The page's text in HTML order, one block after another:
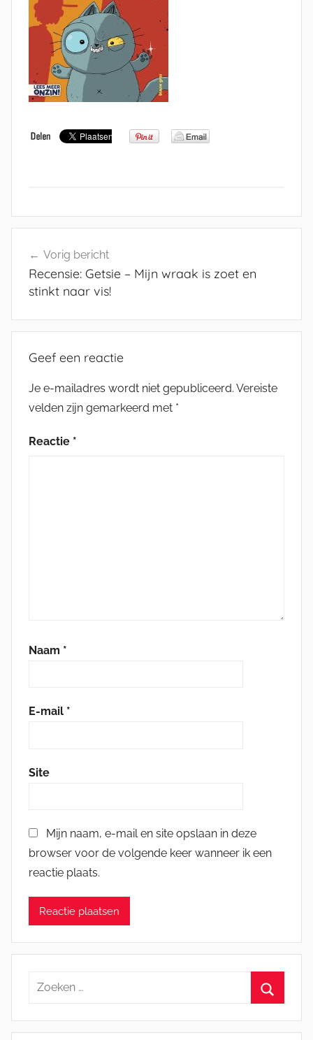
navigatie
Vorig bericht
Recensie: Getsie – Mijn wraak is zoet en
stinkt naar vis!
Geef een reactie
Je e-mailadres wordt niet gepubliceerd. Vereiste
velden zijn gemarkeerd met *
Reactie *
Naam *
E-mail *
Site
Mijn naam, e-mail en site opslaan in deze
browser voor de volgende keer wanneer ik een
reactie plaats.
Zoeken